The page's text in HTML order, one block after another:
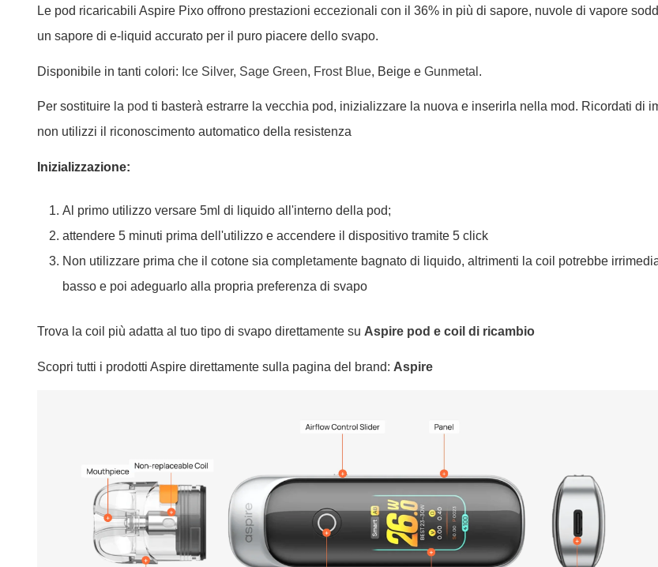
Le pod ricaricabili Aspire Pixo offrono prestazioni eccezionali con il 36% in più di sapore, nuvole di vapore
un sapore di e-liquid accurato per il puro piacere dello svapo.
Disponibile in tanti colori: Ice Silver, Sage Green, Frost Blue, Beige e Gunmetal .
Per sostituire la pod ti basterà estrarre la vecchia pod, inizializzare la nuova e inserirla nella mod. Ricordati di
non utilizzi il riconoscimento automatico della resistenza
Inizializzazione:
Al primo utilizzo versare 5ml di liquido all'interno della pod;
attendere 5 minuti prima dell'utilizzo e accendere il dispositivo tramite 5 click
Non utilizzare prima che il cotone sia completamente bagnato di liquido, altrimenti la coil potrebbe
basso e poi adeguarlo alla propria preferenza di svapo
Trova la coil più adatta al tuo tipo di svapo direttamente su Aspire pod e coil di ricambio
Scopri tutti i prodotti Aspire direttamente sulla pagina del brand: Aspire